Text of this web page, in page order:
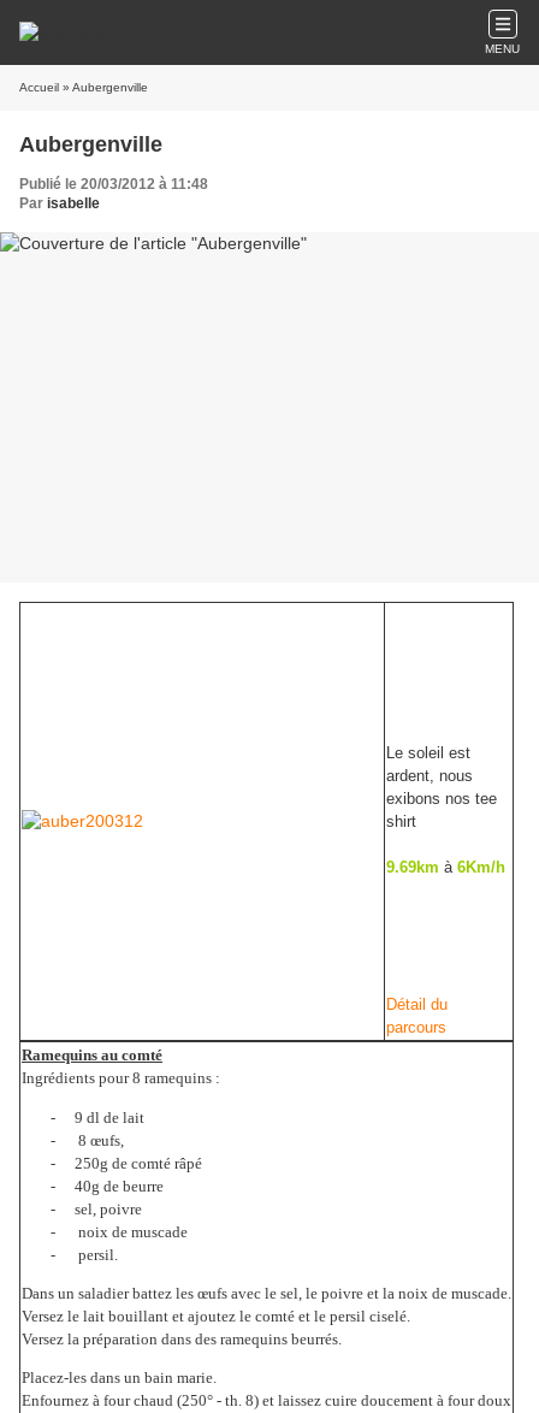
MENU
Accueil » Aubergenville
Aubergenville
Publié le 20/03/2012 à 11:48
Par isabelle
Le soleil est
ardent, nous
exibons nos tee
shirt
9.69km à 6Km/h
Détail du
parcours
Ramequins au comté
Ingrédients pour 8 ramequins :
-
9 dl de lait
-
8 œufs,
-
250g de comté râpé
-
40g de beurre
-
sel, poivre
-
noix de muscade
-
persil.
Dans un saladier battez les œufs avec le sel, le poivre et la noix de muscade.
Versez le lait bouillant et ajoutez le comté et le persil ciselé.
Versez la préparation dans des ramequins beurrés.
Placez-les dans un bain marie.
Enfournez à four chaud (250° - th. 8) et laissez cuire doucement à four doux